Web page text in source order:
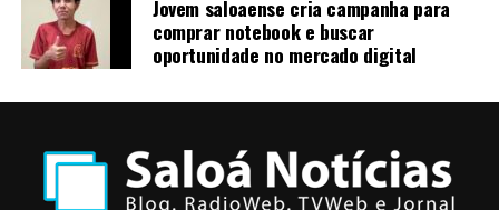
Jovem saloaense cria campanha para
comprar notebook e buscar
oportunidade no mercado digital